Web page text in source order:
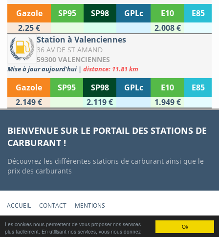
Ok
Les cookies nous permettent de vous proposer nos services
plus facilement. En utilisant nos services, vous nous donnez
Gazole SP95 SP98 GPLc E10
E85
2.25 €
2.008 €
Station à Valenciennes
36 AV DE ST AMAND
59300 VALENCIENNES
Mise à jour aujourd'hui | distance: 11.81 km
Gazole SP95 SP98 GPLc E10
E85
2.149 €
2.119 € 1.949 €
BIENVENUE SUR LE PORTAIL DES STATIONS DE
CARBURANT !
Découvrez les différentes stations de carburant ainsi que le
prix des carburants
ACCUEIL CONTACT
MENTIONS
Copyright © 2012-2022 Stations-Carburant.com / v5.0.0 (29/06/2022)
Prix des carburants mis à jour quotidiennement à partir des données